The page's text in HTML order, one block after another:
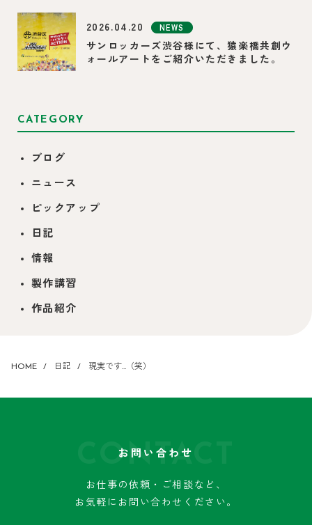
2026.04.20 NEWS
サンロッカーズ渋谷様にて、猿楽橋共創ウ
ォールアートをご紹介いただきました。
CATEGORY
ブログ
ニュース
ピックアップ
日記
情報
製作講習
作品紹介
HOME 日記 現実です…（笑）
CONTACT
お問い合わせ
お仕事の依頼・ご相談など、
お気軽にお問い合わせください。